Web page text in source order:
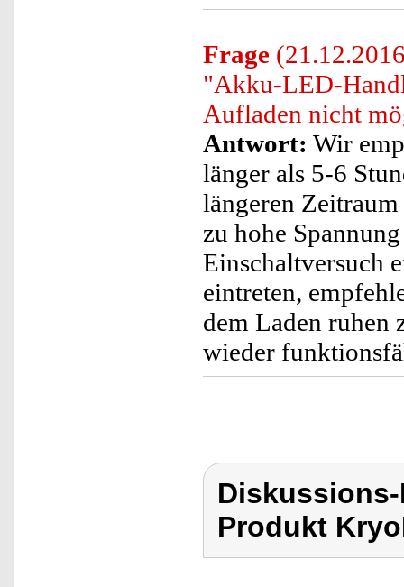
Frage
"Akku-LED-
Aufladen nicht
Antwort: Wir
länger als 5-6
längeren
zu hohe
Einschaltversuch
eintreten,
dem Laden ruhen
wieder
Produkt